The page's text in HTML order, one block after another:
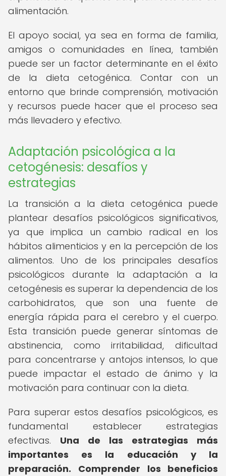
alimentación.
El apoyo social, ya sea en forma de familia,
amigos o comunidades en línea, también
puede ser un factor determinante en el éxito
de la dieta cetogénica. Contar con un
entorno que brinde comprensión, motivación
y recursos puede hacer que el proceso sea
más llevadero y efectivo.
Adaptación psicológica a la
cetogénesis: desafíos y
estrategias
La transición a la dieta cetogénica puede
plantear desafíos psicológicos significativos,
ya que implica un cambio radical en los
hábitos alimenticios y en la percepción de los
alimentos. Uno de los principales desafíos
psicológicos durante la adaptación a la
cetogénesis es superar la dependencia de los
carbohidratos, que son una fuente de
energía rápida para el cerebro y el cuerpo.
Esta transición puede generar síntomas de
abstinencia, como irritabilidad, dificultad
para concentrarse y antojos intensos, lo que
puede impactar el estado de ánimo y la
motivación para continuar con la dieta.
Para superar estos desafíos psicológicos, es
fundamental establecer estrategias
efectivas. Una de las estrategias más
importantes es la educación y la
preparación.
Comprender los beneficios